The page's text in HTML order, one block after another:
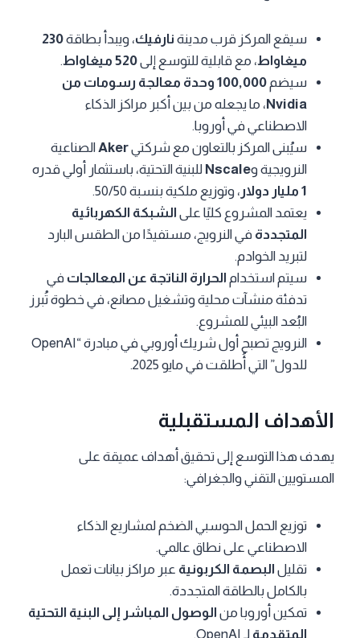
سيقع المركز قرب مدينة نارفيك، ويبدأ بطاقة230
ميغاواط، مع قابلية للتوسع إلى520 ميغاواط
.
سيضم
100,000 وحدة معالجة رسومات من
Nvidia، ما يجعله من بين أكبر مراكز الذكاء
الاصطناعي في أوروبا.
سيُبنى المركز بالتعاون مع شركتيAker الصناعية
النرويجية وNscale للبنية التحتية، باستثمار أولي قدره
1 مليار دولار
، وتوزيع ملكية بنسبة 50/50.
يعتمد المشروع كليًا على الشبكة الكهربائية
المتجددة في النرويج، مستفيدًا من الطقس البارد
لتبريد الخوادم.
سيتم استخدام الحرارة الناتجة عن المعالجات في
تدفئة منشآت محلية وتشغيل مصانع، في خطوة تُبرز
البُعد البيئي للمشروع.
النرويج تصبح أول شريك أوروبي في مبادرة “OpenAI
للدول” التي أُطلقت في مايو 2025.
الأهداف المستقبلية
يهدف هذا التوسع إلى تحقيق أهداف عميقة على
المستويين التقني والجغرافي:
توزيع الحمل الحوسبي الضخم لمشاريع الذكاء
الاصطناعي على نطاق عالمي.
تقليل البصمة الكربونية عبر مراكز بيانات تعمل
بالكامل بالطاقة المتجددة.
تمكين أوروبا من الوصول المباشر إلى البنية التحتية
المتقدمة لـ OpenAI.